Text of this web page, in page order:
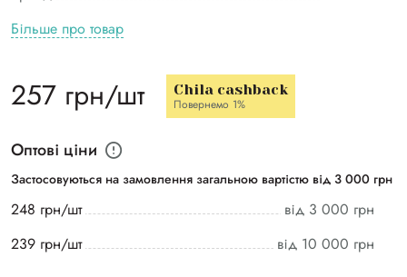
Більше про товар
257 грн/шт Chila cashback
Повернемо 1%
Оптові ціни
Застосовуються на замовлення загальною вартістю від 3 000 грн
248 грн/шт
від 3 000 грн
239 грн/шт
від 10 000 грн